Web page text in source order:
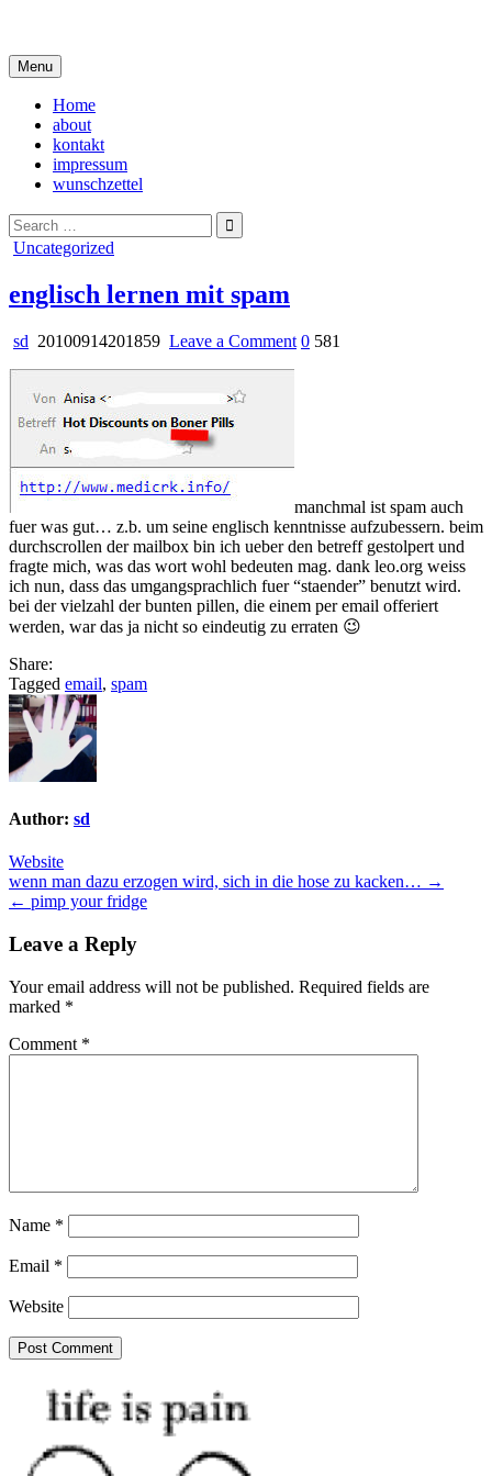
content
Menu
Home
about
kontakt
impressum
wunschzettel
Search
for:
Posted
Uncategorized
englisch lernen mit spam
sd 20100914201859 Leave a Commenton
0 581
manchmal ist spam auch
fuer was gut… z.b. um seine englisch kenntnisse aufzubessern. beim
durchscrollen der mailbox bin ich ueber den betreff gestolpert und
fragte mich, was das wort wohl bedeuten mag. dank leo.org weiss
ich nun, dass das umgangsprachlich fuer “staender” benutzt wird.
bei der vielzahl der bunten pillen, die einem per email offeriert
werden, war das ja nicht so eindeutig zu erraten 😉
Share:
Tagged email, spam
Author: sd
Website
Post
navigation
wenn man dazu erzogen wird, sich in die hose zu kacken… →
← pimp your fridge
Leave a Reply
Your email address will not be published. Required fields are
marked *
Comment *
Name *
Email *
Website